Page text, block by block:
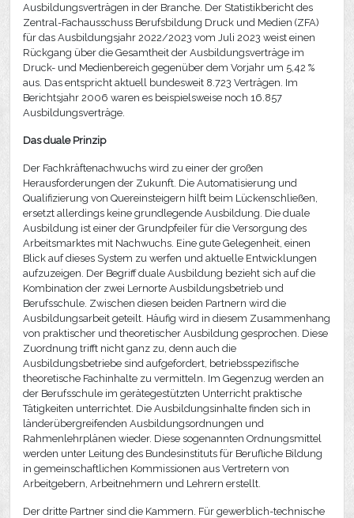
Ausbildungsverträgen in der Branche. Der Statistikbericht des
Zentral-Fachausschuss Berufsbildung Druck und Medien (ZFA)
für das Ausbildungsjahr 2022/2023 vom Juli 2023 weist einen
Rückgang über die Gesamtheit der Ausbildungsverträge im
Druck- und Medienbereich gegenüber dem Vorjahr um 5,42 %
aus. Das entspricht aktuell bundesweit 8.723 Verträgen. Im
Berichtsjahr 2006 waren es beispielsweise noch 16.857
Ausbildungsverträge.
Das duale Prinzip
Der Fachkräftenachwuchs wird zu einer der großen
Herausforderungen der Zukunft. Die Automatisierung und
Qualifizierung von Quereinsteigern hilft beim Lückenschließen,
ersetzt allerdings keine grundlegende Ausbildung. Die duale
Ausbildung ist einer der Grundpfeiler für die Versorgung des
Arbeitsmarktes mit Nachwuchs. Eine gute Gelegenheit, einen
Blick auf dieses System zu werfen und aktuelle Entwicklungen
aufzuzeigen. Der Begriff duale Ausbildung bezieht sich auf die
Kombination der zwei Lernorte Ausbildungsbetrieb und
Berufsschule. Zwischen diesen beiden Partnern wird die
Ausbildungsarbeit geteilt. Häufig wird in diesem Zusammenhang
von praktischer und theoretischer Ausbildung gesprochen. Diese
Zuordnung trifft nicht ganz zu, denn auch die
Ausbildungsbetriebe sind aufgefordert, betriebsspezifische
theoretische Fachinhalte zu vermitteln. Im Gegenzug werden an
der Berufsschule im gerätegestützten Unterricht praktische
Tätigkeiten unterrichtet. Die Ausbildungsinhalte finden sich in
länderübergreifenden Ausbildungsordnungen und
Rahmenlehrplänen wieder. Diese sogenannten Ordnungsmittel
werden unter Leitung des Bundesinstituts für Berufliche Bildung
in gemeinschaftlichen Kommissionen aus Vertretern von
Arbeitgebern, Arbeitnehmern und Lehrern erstellt.
Der dritte Partner sind die Kammern. Für gewerblich-technische